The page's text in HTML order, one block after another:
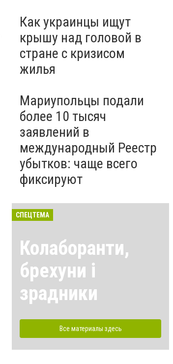
Как украинцы ищут
крышу над головой в
стране с кризисом
жилья
Мариупольцы подали
более 10 тысяч
заявлений в
международный Реестр
убытков: чаще всего
фиксируют
СПЕЦТЕМА
Колаборанти,
брехуни і
зрадники
Все материалы здесь